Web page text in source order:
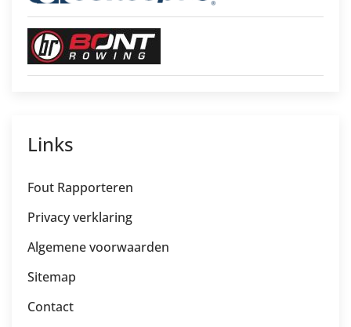
Links
Fout Rapporteren
Privacy verklaring
Algemene voorwaarden
Sitemap
Contact